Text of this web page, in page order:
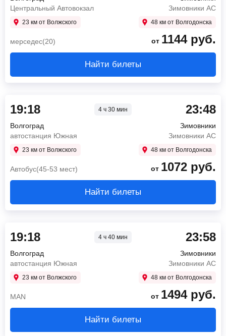
Центральный Автовокзал
23 км от Волжского
Зимовники АС
48 км от Волгодонска
мерседес(20) от 1144 руб.
Найти билеты
19:18 4 ч 30 мин
Волгоград
автостанция Южная
23 км от Волжского
23:48
Зимовники
Зимовники АС
48 км от Волгодонска
Автобус(45-53 мест) от 1072 руб.
Найти билеты
19:18 4 ч 40 мин
Волгоград
автостанция Южная
23 км от Волжского
23:58
Зимовники
Зимовники АС
48 км от Волгодонска
MAN от 1494 руб.
Найти билеты